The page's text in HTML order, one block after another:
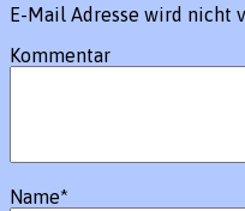
E-Mail Adresse wird nicht
Kommentar
Name*